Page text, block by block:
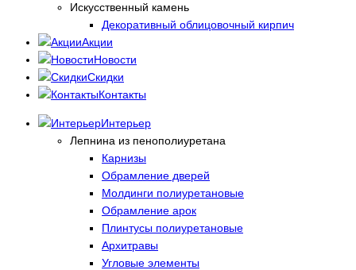
Искусственный камень
Декоративный облицовочный кирпич
Акции
Новости
Скидки
Контакты
Интерьер
Лепнина из пенополиуретана
Карнизы
Обрамление дверей
Молдинги полиуретановые
Обрамление арок
Плинтусы полиуретановые
Архитравы
Угловые элементы